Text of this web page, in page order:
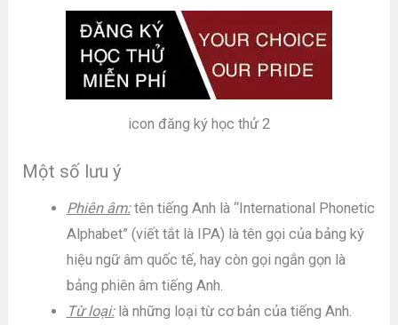
icon đăng ký học thử 2
Một số lưu ý
Phiên âm:tên tiếng Anh là “International Phonetic
Alphabet” (viết tắt là IPA) là tên gọi của bảng ký
hiệu ngữ âm quốc tế, hay còn gọi ngắn gọn là
bảng phiên âm tiếng Anh.
Từ loại:là những loại từ cơ bản của tiếng Anh.